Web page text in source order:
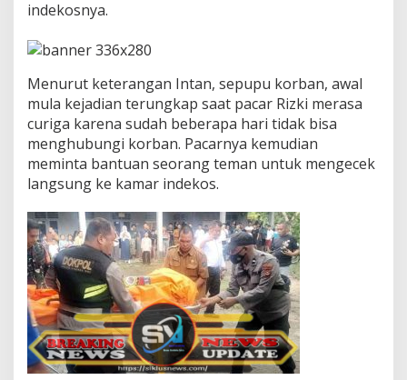
r
i
o
n
o
r
r
D
m
k
a
r
O
K
I
H
e
indekosnya.
Menurut keterangan Intan, sepupu korban, awal
mula kejadian terungkap saat pacar Rizki merasa
curiga karena sudah beberapa hari tidak bisa
menghubungi korban. Pacarnya kemudian
meminta bantuan seorang teman untuk mengecek
langsung ke kamar indekos.